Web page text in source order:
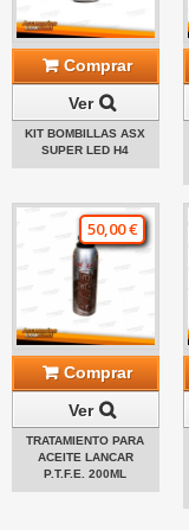
Comprar
Ver
KIT BOMBILLAS ASX
SUPER LED H4
50,00 €
Comprar
Ver
TRATAMIENTO PARA
ACEITE LANCAR
P.T.F.E. 200ML